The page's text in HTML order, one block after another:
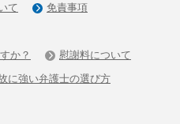
て
免責事項
か？
慰謝料について
に強い弁護士の選び方